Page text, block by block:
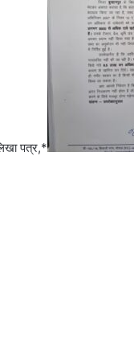
पत्र,*